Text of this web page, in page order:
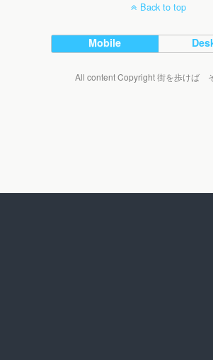
Back to top
Mobile
All content Copyright 街を歩けば